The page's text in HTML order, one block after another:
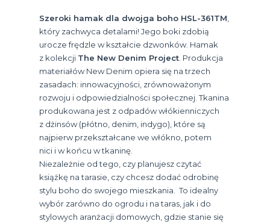
Szeroki hamak dla dwojga boho HSL-361TM
który zachwyca detalami! Jego boki zdobią
urocze frędzle w kształcie dzwonków. Hamak
z kolekcji The New Denim Project . Produkcja
materiałów New Denim opiera się na trzech
zasadach: innowacyjności, zrównoważonym
rozwoju i odpowiedzialności społecznej. Tkanina
produkowana jest z odpadów włókienniczych
z dżinsów (płótno, denim, indygo), które są
najpierw przekształcane we włókno, potem
nici i w końcu w tkaninę.
Niezależnie od tego, czy planujesz czytać
książkę na tarasie, czy chcesz dodać odrobinę
stylu boho do swojego mieszkania. To idealny
wybór zarówno do ogrodu i na taras, jak i do
stylowych aranżacji domowych, gdzie stanie się